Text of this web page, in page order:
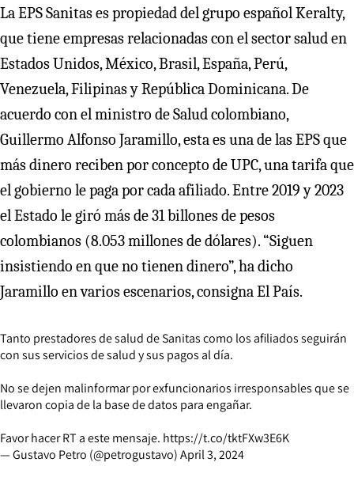
La EPS Sanitas es propiedad del grupo español Keralty,
que tiene empresas relacionadas con el sector salud en
Estados Unidos, México, Brasil, España, Perú,
Venezuela, Filipinas y República Dominicana. De
acuerdo con el ministro de Salud colombiano,
Guillermo Alfonso Jaramillo, esta es una de las EPS que
más dinero reciben por concepto de UPC, una tarifa que
el gobierno le paga por cada afiliado. Entre 2019 y 2023
el Estado le giró más de 31 billones de pesos
colombianos (8.053 millones de dólares). “Siguen
insistiendo en que no tienen dinero”, ha dicho
Jaramillo en varios escenarios, consigna El País.
Tanto prestadores de salud de Sanitas como los afiliados seguirán
con sus servicios de salud y sus pagos al día.
No se dejen malinformar por exfuncionarios irresponsables que se
llevaron copia de la base de datos para engañar.
Favor hacer RT a este mensaje. https://t.co/tktFXw3E6K
— Gustavo Petro (@petrogustavo)April 3, 2024